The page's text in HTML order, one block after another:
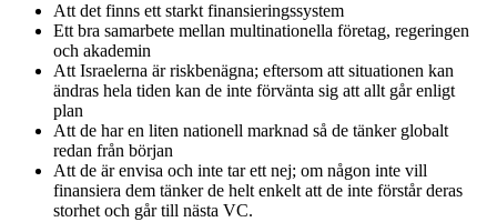
Att det finns ett starkt finansieringssystem
Ett bra samarbete mellan multinationella företag, regeringen
och akademin
Att Israelerna är riskbenägna; eftersom att situationen kan
ändras hela tiden kan de inte förvänta sig att allt går enligt
plan
Att de har en liten nationell marknad så de tänker globalt
redan från början
Att de är envisa och inte tar ett nej; om någon inte vill
finansiera dem tänker de helt enkelt att de inte förstår deras
storhet och går till nästa VC.